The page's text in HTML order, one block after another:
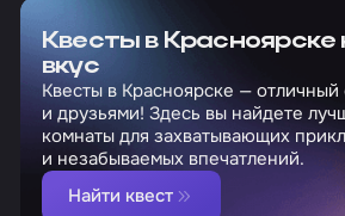
Квесты в
вкус
Квесты в Красноярске —
и друзьями! Здесь вы найдете
комнаты для захватывающих
и незабываемых впечатлений.
Найти квест